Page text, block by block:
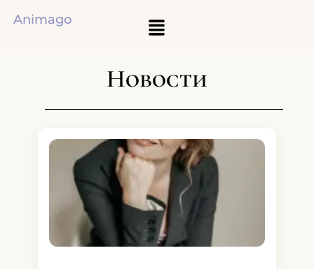
Animago
Новости